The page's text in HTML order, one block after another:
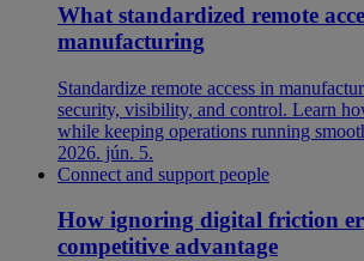
What standardized remote
manufacturing
Standardize remote access in
security, visibility, and control. Learn
while keeping operations running
2026. jún. 5.
Connect and support people
How ignoring digital friction
competitive advantage